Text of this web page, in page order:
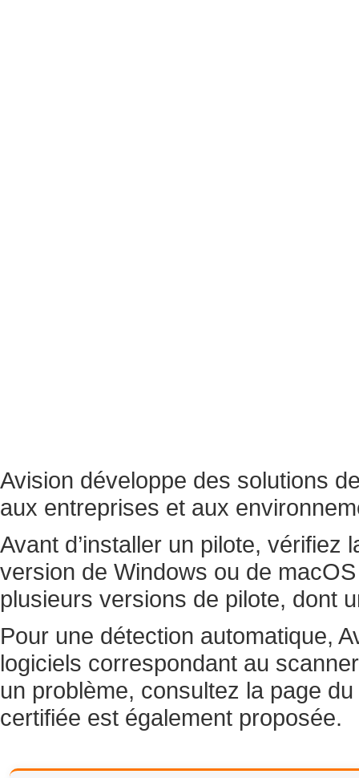
Avision développe des solutions
aux entreprises et aux
Avant d’installer un pilote,
version de Windows ou de
plusieurs versions de pilote, dont
Pour une détection automatique,
logiciels correspondant au
un problème, consultez la page
certifiée est également proposée.